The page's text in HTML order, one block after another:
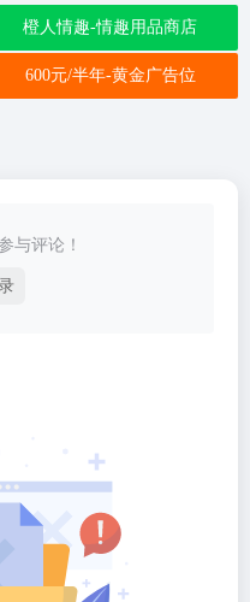
橙人情趣-情趣用品商店
600元/半年-黄金广告位
与评论！